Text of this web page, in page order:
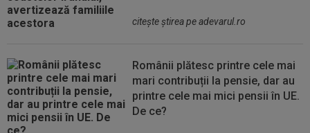
citeşte ştirea pe adevarul.ro
Românii plătesc printre cele mai
mari contribuții la pensie, dar au
printre cele mai mici pensii în UE.
De ce?